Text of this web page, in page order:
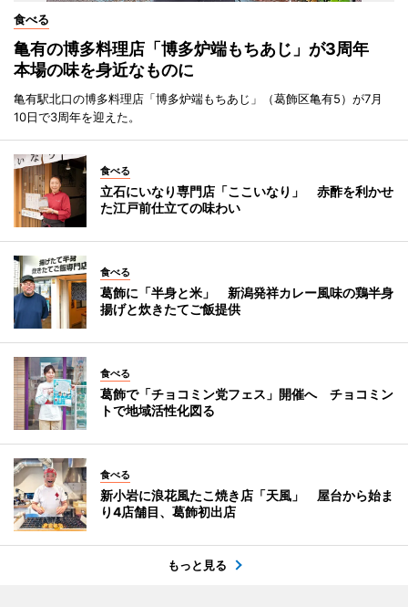
食べる
亀有の博多料理店「博多炉端もちあじ」が3周年
本場の味を身近なものに
亀有駅北口の博多料理店「博多炉端もちあじ」（葛飾区亀有5）が7月
10日で3周年を迎えた。
食べる
立石にいなり専門店「ここいなり」 赤酢を利かせ
た江戸前仕立ての味わい
食べる
葛飾に「半身と米」 新潟発祥カレー風味の鶏半身
揚げと炊きたてご飯提供
食べる
葛飾で「チョコミン党フェス」開催へ チョコミン
トで地域活性化図る
食べる
新小岩に浪花風たこ焼き店「天風」 屋台から始ま
り4店舗目、葛飾初出店
もっと見る